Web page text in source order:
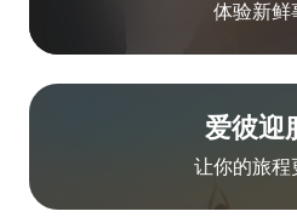
体验新鲜
爱彼迎
让你的旅程